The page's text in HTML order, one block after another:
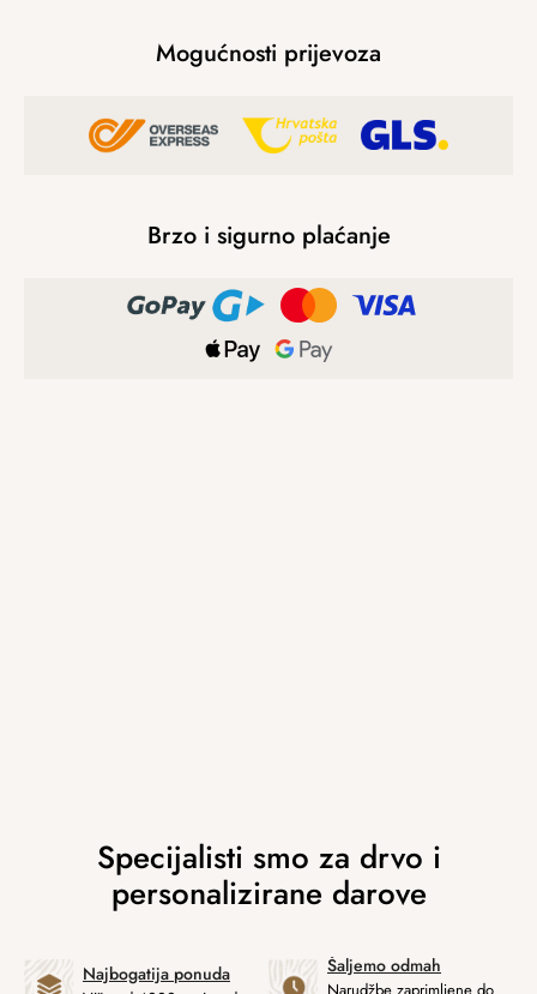
Mogućnosti prijevoza
Brzo i sigurno plaćanje
Najbogatija ponuda Šaljemo odmah